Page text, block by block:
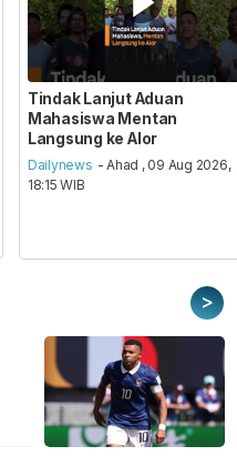
Tindak Lanjut Aduan
Mahasiswa Mentan
Langsung ke Alor
Dailynews - Ahad , 09 Aug 2026,
18:15 WIB
>